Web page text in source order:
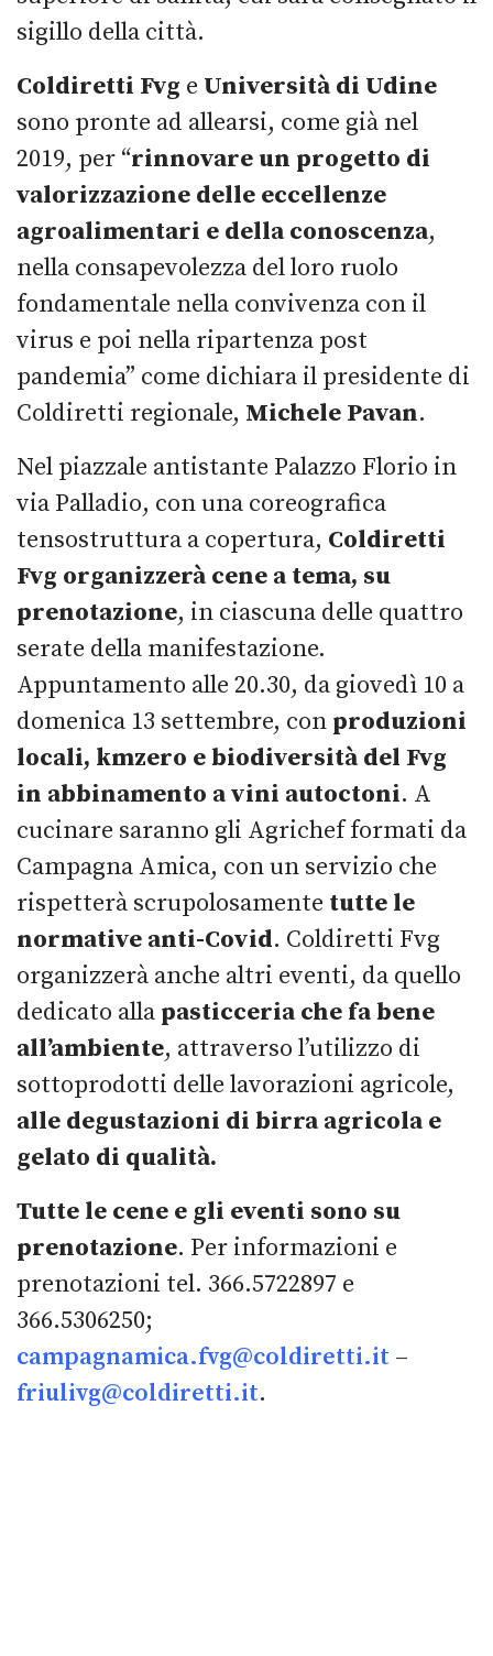
sigillo della città.
Coldiretti Fvg e Università di Udine
sono pronte ad allearsi, come già nel
2019, per “rinnovare un progetto di
valorizzazione delle eccellenze
agroalimentari e della conoscenza,
nella consapevolezza del loro ruolo
fondamentale nella convivenza con il
virus e poi nella ripartenza post
pandemia” come dichiara il presidente di
Coldiretti regionale, Michele Pavan.
Nel piazzale antistante Palazzo Florio in
via Palladio, con una coreografica
tensostruttura a copertura, Coldiretti
Fvg organizzerà cene a tema, su
prenotazione, in ciascuna delle quattro
serate della manifestazione.
Appuntamento alle 20.30, da giovedì 10 a
domenica 13 settembre, con produzioni
locali, kmzero e biodiversità del Fvg
in abbinamento a vini autoctoni. A
cucinare saranno gli Agrichef formati da
Campagna Amica, con un servizio che
rispetterà scrupolosamente tutte le
normative anti-Covid. Coldiretti Fvg
organizzerà anche altri eventi, da quello
dedicato alla pasticceria che fa bene
all’ambiente, attraverso l’utilizzo di
sottoprodotti delle lavorazioni agricole,
alle degustazioni di birra agricola e
gelato di qualità.
Tutte le cene e gli eventi sono su
prenotazione. Per informazioni e
prenotazioni tel. 366.5722897 e
366.5306250;
campagnamica.fvg@coldiretti.it –
friulivg@coldiretti.it.